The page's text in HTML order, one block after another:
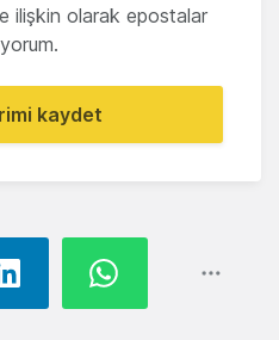
ilişkin olarak epostalar
kaydet